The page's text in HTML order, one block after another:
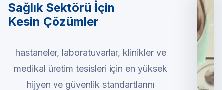
Sağlık Sektörü İçin
Kesin Çözümler
hastaneler, laboratuvarlar, klinikler ve
medikal üretim tesisleri için en yüksek
hijyen ve güvenlik standartlarını